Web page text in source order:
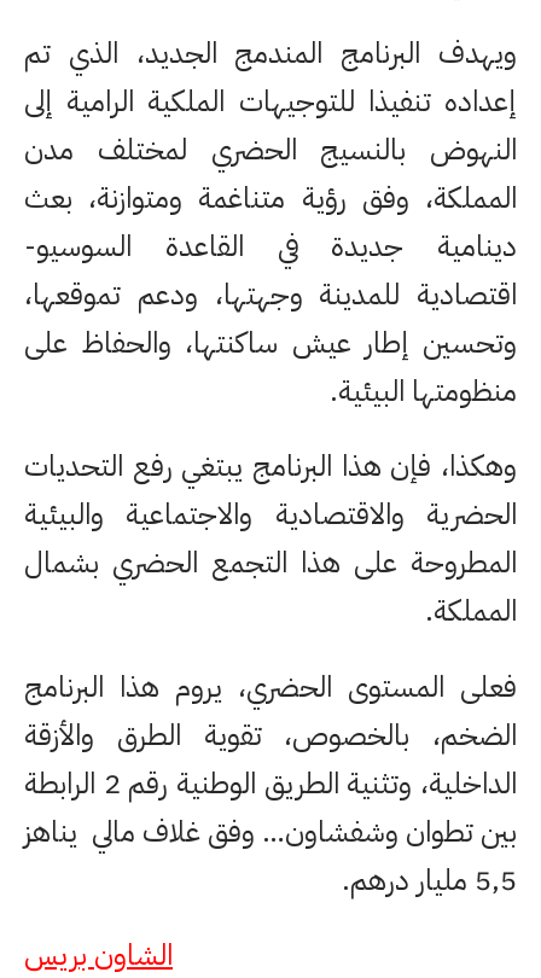
ويهدف البرنامج المندمج الجديد، الذي تم
إعداده تنفيذا للتوجيهات الملكية الرامية إلى
النهوض بالنسيج الحضري لمختلف مدن
المملكة، وفق رؤية متناغمة ومتوازنة، بعث
دينامية جديدة في القاعدة السوسيو-
اقتصادية للمدينة وجهتها، ودعم تموقعها،
وتحسين إطار عيش ساكنتها، والحفاظ على
منظومتها البيئية.
وهكذا، فإن هذا البرنامج يبتغي رفع التحديات
الحضرية والاقتصادية والاجتماعية والبيئية
المطروحة على هذا التجمع الحضري بشمال
المملكة.
فعلى المستوى الحضري، يروم هذا البرنامج
الضخم، بالخصوص، تقوية الطرق والأزقة
الداخلية، وتثنية الطريق الوطنية رقم 2 الرابطة
بين تطوان وشفشاون… وفق غلاف مالي يناهز
5,5 مليار درهم.
الشاون بريس